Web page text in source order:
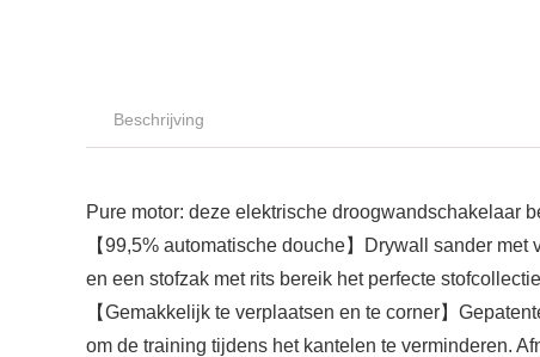
Beschrijving
Pure motor: deze elektrische droogwandschakelaar
【99,5% automatische douche】Drywall sander
en een stofzak met rits bereik het perfecte
【Gemakkelijk te verplaatsen en te corner】
om de training tijdens het kantelen te verminderen.